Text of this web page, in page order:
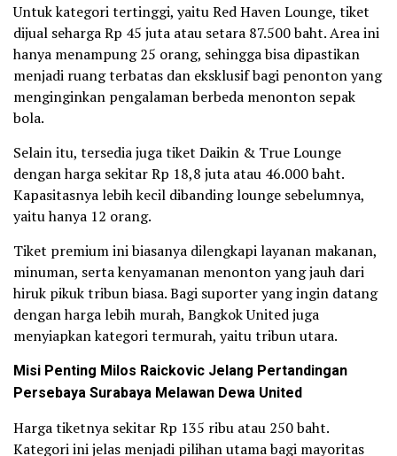
Untuk kategori tertinggi, yaitu Red Haven Lounge, tiket
dijual seharga Rp 45 juta atau setara 87.500 baht. Area ini
hanya menampung 25 orang, sehingga bisa dipastikan
menjadi ruang terbatas dan eksklusif bagi penonton yang
menginginkan pengalaman berbeda menonton sepak
bola.
Selain itu, tersedia juga tiket Daikin & True Lounge
dengan harga sekitar Rp 18,8 juta atau 46.000 baht.
Kapasitasnya lebih kecil dibanding lounge sebelumnya,
yaitu hanya 12 orang.
Tiket premium ini biasanya dilengkapi layanan makanan,
minuman, serta kenyamanan menonton yang jauh dari
hiruk pikuk tribun biasa. Bagi suporter yang ingin datang
dengan harga lebih murah, Bangkok United juga
menyiapkan kategori termurah, yaitu tribun utara.
Misi Penting Milos Raickovic Jelang Pertandingan
Persebaya Surabaya Melawan Dewa United
Harga tiketnya sekitar Rp 135 ribu atau 250 baht.
Kategori ini jelas menjadi pilihan utama bagi mayoritas